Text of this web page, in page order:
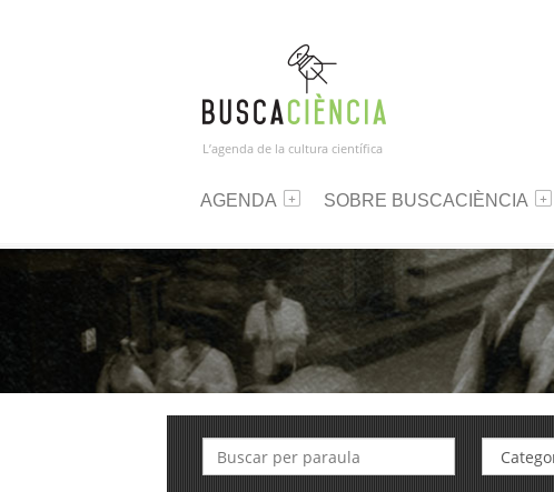
L’agenda de la cultura científica
AGENDA SOBRE BUSCACIÈNCIA